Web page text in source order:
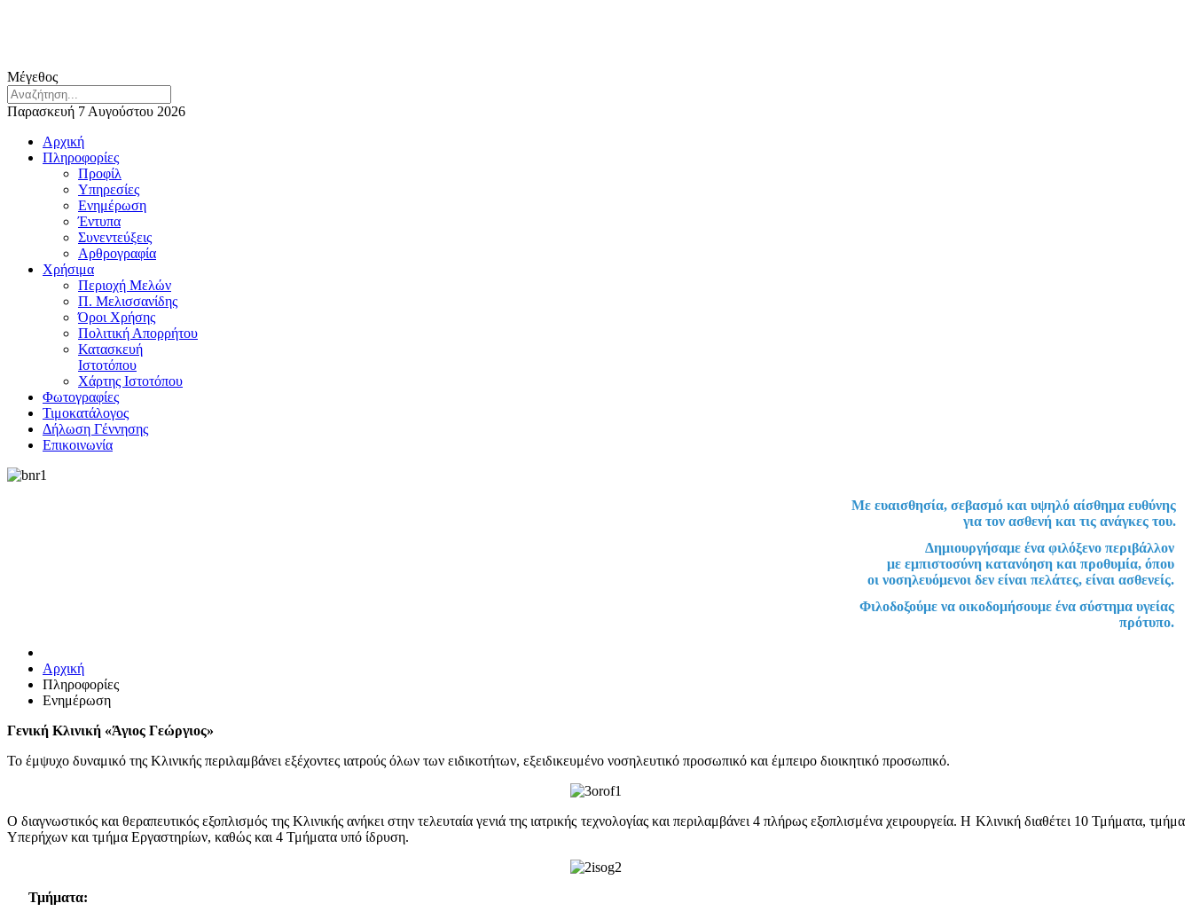
Μέγεθος
Παρασκευή 7 Αυγούστου 2026
Αρχική
Πληροφορίες
Προφίλ
Υπηρεσίες
Ενημέρωση
Έντυπα
Συνεντεύξεις
Αρθρογραφία
Χρήσιμα
Περιοχή Μελών
Π. Μελισσανίδης
Όροι Χρήσης
Πολιτική Απορρήτου
Κατασκευή
Ιστοτόπου
Χάρτης Ιστοτόπου
Φωτογραφίες
Τιμοκατάλογος
Δήλωση Γέννησης
Επικοινωνία
Με ευαισθησία, σεβασμό και υψηλό αίσθημα ευθύνης
για τον ασθενή και τις ανάγκες του.
Δημιουργήσαμε ένα φιλόξενο περιβάλλον
με εμπιστοσύνη κατανόηση και προθυμία, όπου
οι νοσηλευόμενοι δεν είναι πελάτες, είναι ασθενείς.
Φιλοδοξούμε να οικοδομήσουμε ένα σύστημα υγείας
πρότυπο.
Αρχική
Πληροφορίες
Ενημέρωση
Γενική Κλινική «Άγιος Γεώργιος»
Το έμψυχο δυναμικό της Κλινικής περιλαμβάνει εξέχοντες ιατρούς όλων των ειδικοτήτων, εξειδικευμένο νοσηλευτικό προσωπικό και έμπειρο διοικητικό προσωπικό.
Ο διαγνωστικός και θεραπευτικός εξοπλισμός της Κλινικής ανήκει στην τελευταία γενιά της ιατρικής τεχνολογίας και περιλαμβάνει 4 πλήρως εξοπλισμένα χειρουργεία. Η Κλινική διαθέτει 10 Τμήματα, τμήμα
Υπερήχων και τμήμα Εργαστηρίων, καθώς και 4 Τμήματα υπό ίδρυση.
Τμήματα: